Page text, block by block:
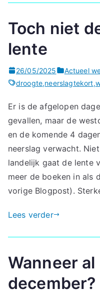
Toch niet
lente
26/05/2025
Actueel
droogte,neerslagtekort,
Er is de afgelopen
gevallen, maar de
en de komende 4
neerslag verwacht.
landelijk gaat de lente
meer de boeken in als
vorige Blogpost).
Lees verder
Wanneer
december?